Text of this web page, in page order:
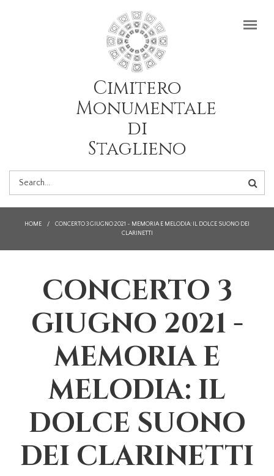
Cimitero
Monumentale
di
Staglieno
FORM
DI
RICERCA
HOME /
CONCERTO 3 GIUGNO 2021 - MEMORIA E MELODIA: IL DOLCE SUONO DEI
CLARINETTI
CONCERTO 3
GIUGNO 2021 -
MEMORIA E
MELODIA: IL
DOLCE SUONO
DEI CLARINETTI